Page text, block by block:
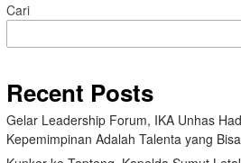
Cari
Recent Posts
Gelar Leadership Forum, IKA Unhas
Kepemimpinan Adalah Talenta yang